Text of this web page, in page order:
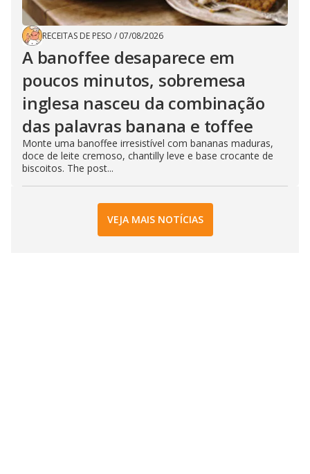
RECEITAS DE PESO / 07/08/2026
A banoffee desaparece em
poucos minutos, sobremesa
inglesa nasceu da combinação
das palavras banana e toffee
Monte uma banoffee irresistível com bananas maduras,
doce de leite cremoso, chantilly leve e base crocante de
biscoitos. The post...
VEJA MAIS NOTÍCIAS